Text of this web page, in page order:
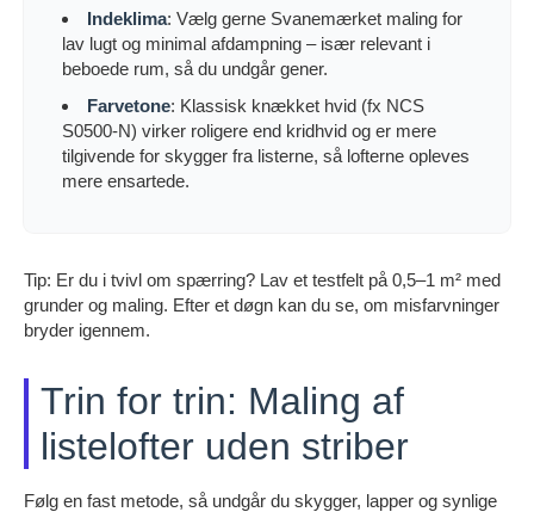
Indeklima: Vælg gerne Svanemærket maling for
lav lugt og minimal afdampning – især relevant i
beboede rum, så du undgår gener.
Farvetone: Klassisk knækket hvid (fx NCS
S0500-N) virker roligere end kridhvid og er mere
tilgivende for skygger fra listerne, så lofterne opleves
mere ensartede.
Tip: Er du i tvivl om spærring? Lav et testfelt på 0,5–1 m² med
grunder og maling. Efter et døgn kan du se, om misfarvninger
bryder igennem.
Trin for trin: Maling af
listelofter uden striber
Følg en fast metode, så undgår du skygger, lapper og synlige